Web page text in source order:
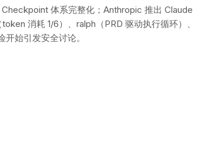
体系完整化；Anthropic 推出 Claude
消耗 1/6）、ralph（PRD 驱动执行循环）、
始引发安全讨论。